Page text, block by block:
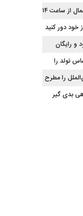
از ساعت ۱۴
تولد را
را مطرح
بدی گیر